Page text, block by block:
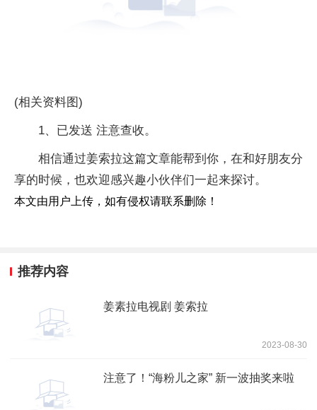
(相关资料图)
1、已发送 注意查收。
相信通过姜索拉这篇文章能帮到你，在和好朋友分
享的时候，也欢迎感兴趣小伙伴们一起来探讨。
本文由用户上传，如有侵权请联系删除！
推荐内容
姜素拉电视剧 姜索拉
2023-08-30
注意了！“海粉儿之家” 新一波抽奖来啦